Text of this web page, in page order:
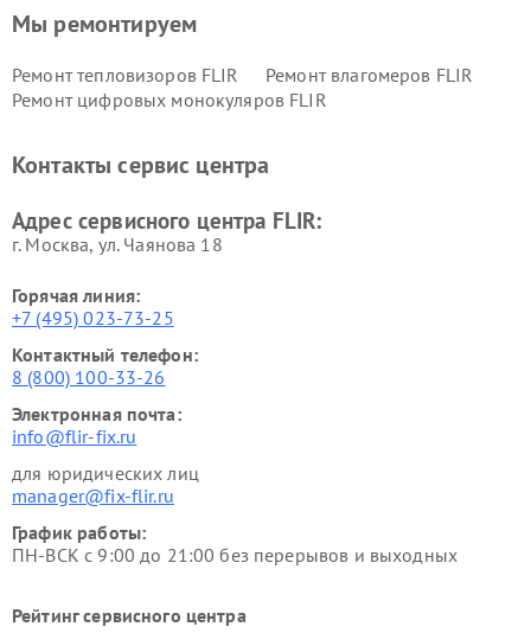
Мы ремонтируем
Ремонт тепловизоров FLIR
Ремонт влагомеров FLIR
Ремонт цифровых монокуляров FLIR
Контакты сервис центра
Адрес сервисного центра FLIR:
г. Москва, ул. Чаянова 18
Горячая линия:
+7 (495) 023-73-25
Контактный телефон:
8 (800) 100-33-26
Электронная почта:
info@flir-fix.ru
для юридических лиц
manager@fix-flir.ru
График работы:
ПН-ВСК с 9:00 до 21:00 без перерывов и выходных
Рейтинг сервисного центра